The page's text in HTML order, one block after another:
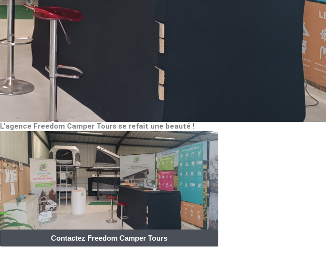
L'agence Freedom Camper Tours se refait une beauté !
Contactez Freedom Camper Tours